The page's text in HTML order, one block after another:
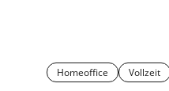
Homeoffice Vollzeit